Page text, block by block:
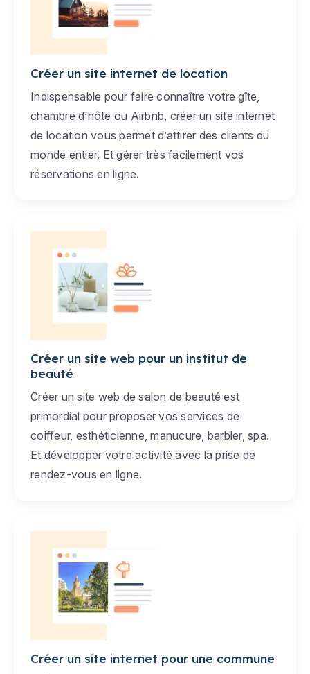
Créer un site internet de location
Indispensable pour faire connaître votre gîte,
chambre d’hôte ou Airbnb, créer un site internet
de location vous permet d’attirer des clients du
monde entier. Et gérer très facilement vos
réservations en ligne.
Créer un site web pour un institut de
beauté
Créer un site web de salon de beauté est
primordial pour proposer vos services de
coiffeur, esthéticienne, manucure, barbier, spa.
Et développer votre activité avec la prise de
rendez-vous en ligne.
Créer un site internet pour une commune